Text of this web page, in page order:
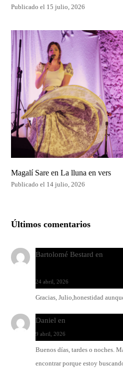
Publicado el 15 julio, 2026
Magalí Sare en La lluna en vers
Publicado el 14 julio, 2026
Últimos comentarios
Bartolomé Bestard en
24 abril, 2026
Gracias, Julio,honestidad
Daniel en
9 abril, 2026
Buenos días, tardes o noches.
encontrar porque estoy